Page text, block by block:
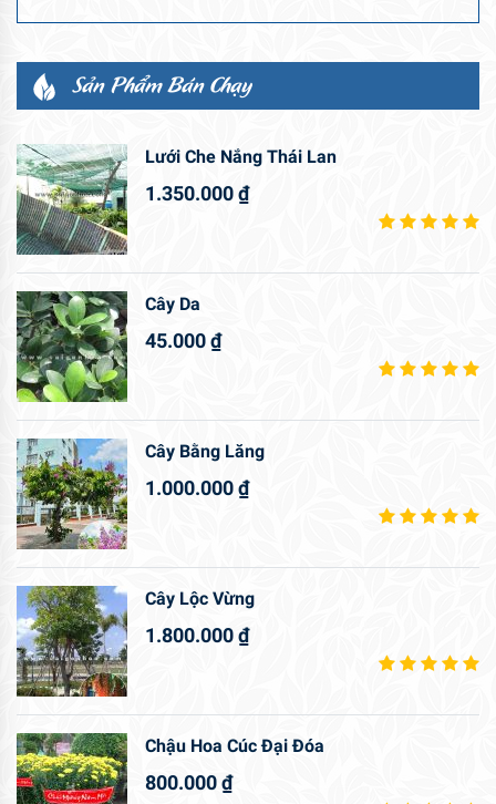
Sản Phẩm Bán Chạy
Lưới Che Nắng Thái Lan
1.350.000₫
Cây Da
45.000₫
Cây Bằng Lăng
1.000.000₫
Cây Lộc Vừng
1.800.000₫
Chậu Hoa Cúc Đại Đóa
800.000₫